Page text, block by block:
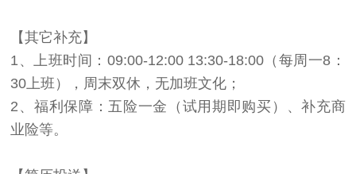
【其它补充】
1、上班时间：09:00-12:00 13:30-18:00（每周一8：
30上班），周末双休，无加班文化；
2、福利保障：五险一金（试用期即购买）、补充商
业险等。